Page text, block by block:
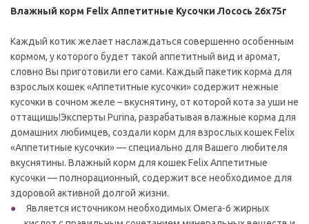
Влажный корм Felix Аппетитные Кусочки Лосось 26x75г
Каждый котик желает наслаждаться совершенно особенным
кормом, у которого будет такой аппетитный вид и аромат,
словно Вы приготовили его сами. Каждый пакетик корма для
взрослых кошек «Аппетитные кусочки» содержит нежные
кусочки в сочном желе – вкуснятину, от которой кота за уши не
оттащишь!Эксперты Purina, разрабатывая влажные корма для
домашних любимцев, создали корм для взрослых кошек Felix
«Аппетитные кусочки» — специально для Вашего любителя
вкуснятины. Влажный корм для кошек Felix Аппетитные
кусочки — полнорационный, содержит все необходимое для
здоровой активной долгой жизни.
Является источником необходимых Омега-6 жирных